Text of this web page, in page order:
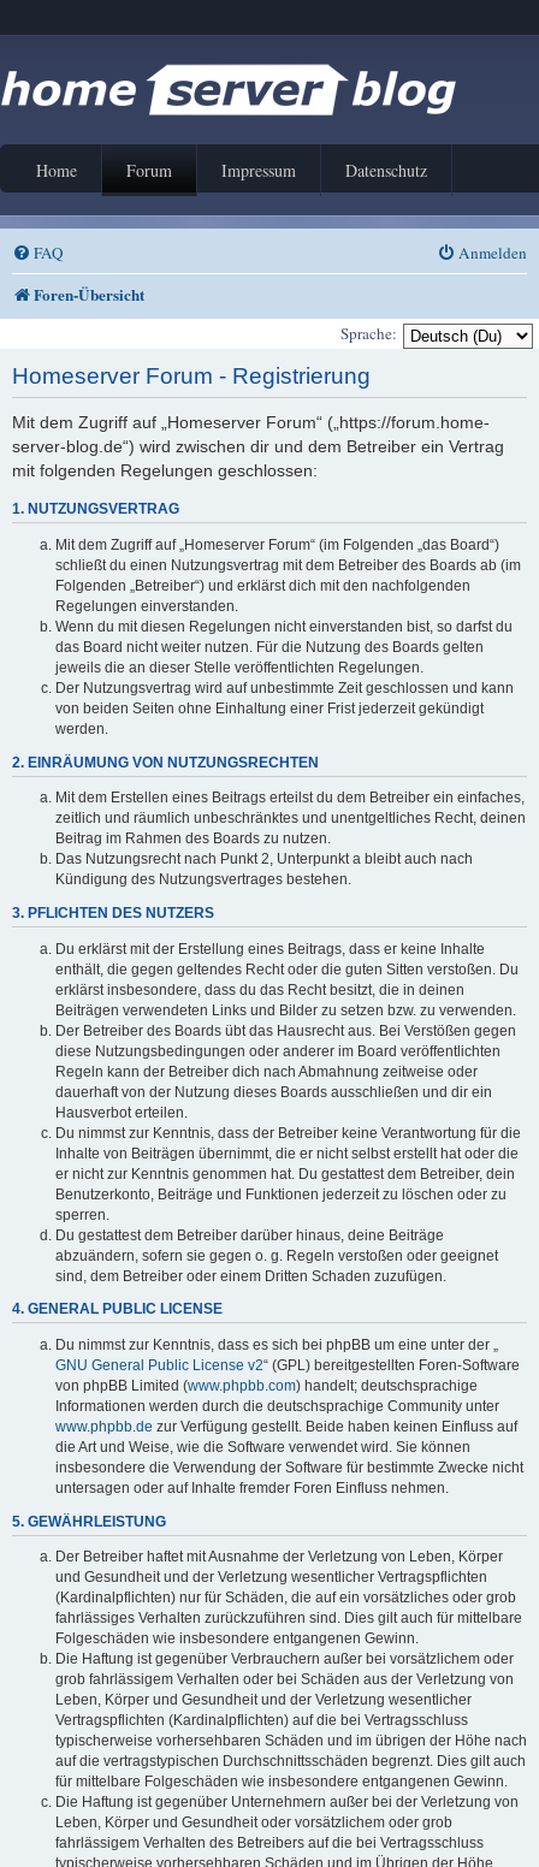
Home Forum Impressum Datenschutz
FAQ Anmelden
Foren-Übersicht
Sprache:
Homeserver Forum - Registrierung
Mit dem Zugriff auf „Homeserver Forum“ („https://forum.home-
server-blog.de“) wird zwischen dir und dem Betreiber ein Vertrag
mit folgenden Regelungen geschlossen:
1. NUTZUNGSVERTRAG
Mit dem Zugriff auf „Homeserver Forum“ (im Folgenden „das Board“)
schließt du einen Nutzungsvertrag mit dem Betreiber des Boards ab (im
Folgenden „Betreiber“) und erklärst dich mit den nachfolgenden
Regelungen einverstanden.
Wenn du mit diesen Regelungen nicht einverstanden bist, so darfst du
das Board nicht weiter nutzen. Für die Nutzung des Boards gelten
jeweils die an dieser Stelle veröffentlichten Regelungen.
Der Nutzungsvertrag wird auf unbestimmte Zeit geschlossen und kann
von beiden Seiten ohne Einhaltung einer Frist jederzeit gekündigt
werden.
2. EINRÄUMUNG VON NUTZUNGSRECHTEN
Mit dem Erstellen eines Beitrags erteilst du dem Betreiber ein einfaches,
zeitlich und räumlich unbeschränktes und unentgeltliches Recht, deinen
Beitrag im Rahmen des Boards zu nutzen.
Das Nutzungsrecht nach Punkt 2, Unterpunkt a bleibt auch nach
Kündigung des Nutzungsvertrages bestehen.
3. PFLICHTEN DES NUTZERS
Du erklärst mit der Erstellung eines Beitrags, dass er keine Inhalte
enthält, die gegen geltendes Recht oder die guten Sitten verstoßen. Du
erklärst insbesondere, dass du das Recht besitzt, die in deinen
Beiträgen verwendeten Links und Bilder zu setzen bzw. zu verwenden.
Der Betreiber des Boards übt das Hausrecht aus. Bei Verstößen gegen
diese Nutzungsbedingungen oder anderer im Board veröffentlichten
Regeln kann der Betreiber dich nach Abmahnung zeitweise oder
dauerhaft von der Nutzung dieses Boards ausschließen und dir ein
Hausverbot erteilen.
Du nimmst zur Kenntnis, dass der Betreiber keine Verantwortung für die
Inhalte von Beiträgen übernimmt, die er nicht selbst erstellt hat oder die
er nicht zur Kenntnis genommen hat. Du gestattest dem Betreiber, dein
Benutzerkonto, Beiträge und Funktionen jederzeit zu löschen oder zu
sperren.
Du gestattest dem Betreiber darüber hinaus, deine Beiträge
abzuändern, sofern sie gegen o. g. Regeln verstoßen oder geeignet
sind, dem Betreiber oder einem Dritten Schaden zuzufügen.
4. GENERAL PUBLIC LICENSE
Du nimmst zur Kenntnis, dass es sich bei phpBB um eine unter der „
GNU General Public License v2“ (GPL) bereitgestellten Foren-Software
von phpBB Limited (www.phpbb.com) handelt; deutschsprachige
Informationen werden durch die deutschsprachige Community unter
www.phpbb.de zur Verfügung gestellt. Beide haben keinen Einfluss auf
die Art und Weise, wie die Software verwendet wird. Sie können
insbesondere die Verwendung der Software für bestimmte Zwecke nicht
untersagen oder auf Inhalte fremder Foren Einfluss nehmen.
5. GEWÄHRLEISTUNG
Der Betreiber haftet mit Ausnahme der Verletzung von Leben, Körper
und Gesundheit und der Verletzung wesentlicher Vertragspflichten
(Kardinalpflichten) nur für Schäden, die auf ein vorsätzliches oder grob
fahrlässiges Verhalten zurückzuführen sind. Dies gilt auch für mittelbare
Folgeschäden wie insbesondere entgangenen Gewinn.
Die Haftung ist gegenüber Verbrauchern außer bei vorsätzlichem oder
grob fahrlässigem Verhalten oder bei Schäden aus der Verletzung von
Leben, Körper und Gesundheit und der Verletzung wesentlicher
Vertragspflichten (Kardinalpflichten) auf die bei Vertragsschluss
typischerweise vorhersehbaren Schäden und im übrigen der Höhe nach
auf die vertragstypischen Durchschnittsschäden begrenzt. Dies gilt auch
für mittelbare Folgeschäden wie insbesondere entgangenen Gewinn.
Die Haftung ist gegenüber Unternehmern außer bei der Verletzung von
Leben, Körper und Gesundheit oder vorsätzlichem oder grob
fahrlässigem Verhalten des Betreibers auf die bei Vertragsschluss